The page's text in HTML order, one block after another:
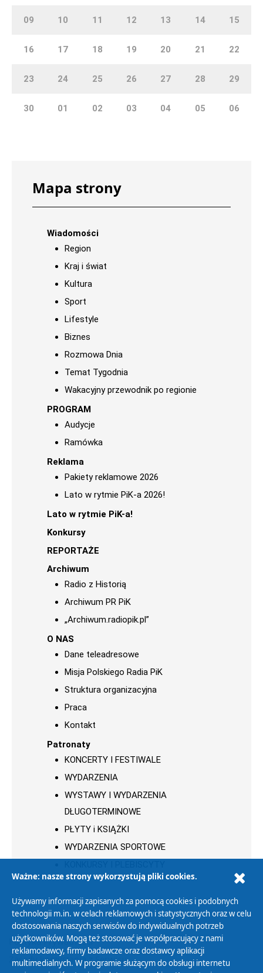
09 10 11 12 13 14 15
16 17 18 19 20 21 22
23 24 25 26 27 28 29
30 01 02 03 04 05 06
Mapa strony
Wiadomości
Region
Kraj i świat
Kultura
Sport
Lifestyle
Biznes
Rozmowa Dnia
Temat Tygodnia
Wakacyjny przewodnik po regionie
PROGRAM
Audycje
Ramówka
Reklama
Pakiety reklamowe 2026
Lato w rytmie PiK-a 2026!
Lato w rytmie PiK-a!
Konkursy
REPORTAŻE
Archiwum
Radio z Historią
Archiwum PR PiK
„Archiwum.radiopik.pl”
O NAS
Dane teleadresowe
Misja Polskiego Radia PiK
Struktura organizacyjna
Praca
Kontakt
Patronaty
KONCERTY I FESTIWALE
WYDARZENIA
WYSTAWY I WYDARZENIA
DŁUGOTERMINOWE
PŁYTY i KSIĄŻKI
WYDARZENIA SPORTOWE
Polityka Prywatności
Zasady korzystania z Serwisu
Ważne: nasze strony wykorzystują pliki cookies.
Używamy informacji zapisanych za pomocą cookies i podobnych
technologii m.in. w celach reklamowych i statystycznych oraz w celu
dostosowania naszych serwisów do indywidualnych potrzeb
użytkowników. Mogą też stosować je współpracujący z nami
reklamodawcy, firmy badawcze oraz dostawcy aplikacji
multimedialnych. W programie służącym do obsługi internetu